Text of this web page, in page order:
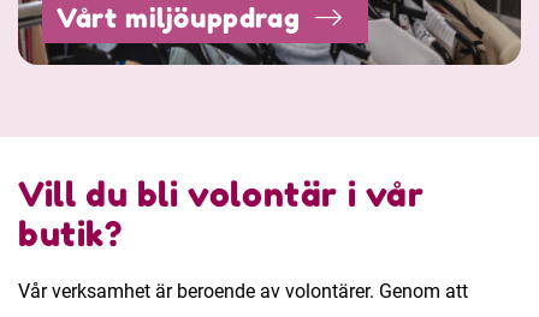
Vårt miljöuppdrag
Vill du bli volontär i vår
butik?
Vår verksamhet är beroende av volontärer. Genom att